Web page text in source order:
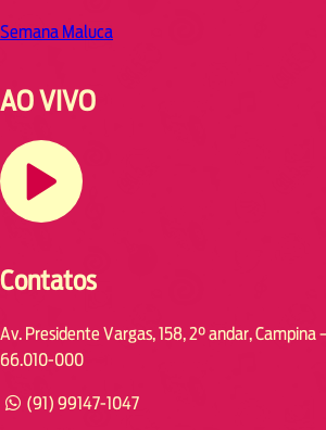
Semana Maluca
AO VIVO
Contatos
Av. Presidente Vargas, 158, 2° andar,
66.010-000
(91) 99147-1047